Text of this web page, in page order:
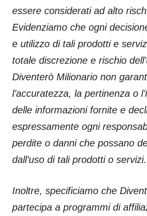
essere considerati ad alto
Evidenziamo che ogni
e utilizzo di tali prodotti e
totale discrezione e rischio
Diventerò Milionario non
l’accuratezza, la pertinenza o
delle informazioni fornite e
espressamente ogni
perdite o danni che possano
dall’uso di tali prodotti o servizi.
Inoltre, specificiamo che
partecipa a programmi di